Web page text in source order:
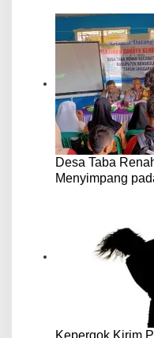
Desa Taba
Menyimpang